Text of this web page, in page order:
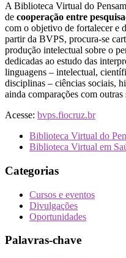
A Biblioteca Virtual do
de cooperação entre
com o objetivo de fortalecer e
partir da BVPS, procura-se
produção intelectual sobre o
dedicadas ao estudo das
linguagens – intelectual,
disciplinas – ciências sociais,
ainda comparações com outras
Acesse: bvps.fiocruz.br
Biblioteca Virtual do
Biblioteca Virtual em
Categorias
Cursos e eventos
Divulgações
Oportunidades
Palavras-chave